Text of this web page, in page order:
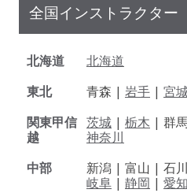
全国インストラクター
北海道
北海道
東北
青森 | 岩手 | 宮
関東甲信
越
茨城 | 栃木 | 群
神奈川
中部
新潟 | 富山 | 石
岐阜 | 静岡 | 愛知